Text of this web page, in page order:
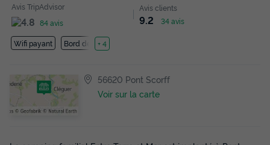
Avis TripAdvisor
84 avis
Avis clients
9.2 34 avis
Wifi payant Bord de mer
+ 4
56620 Pont Scorff
Voir sur la carte